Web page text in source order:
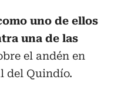
uno de ellos
una de las
el andén en
del Quindío.